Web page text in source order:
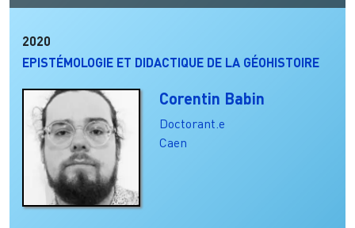
2020
EPISTÉMOLOGIE ET DIDACTIQUE DE LA GÉOHISTOIRE
Corentin Babin
Doctorant.e
Caen